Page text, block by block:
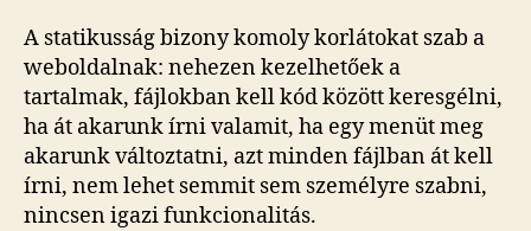
A statikusság bizony komoly korlátokat szab a
weboldalnak: nehezen kezelhetőek a
tartalmak, fájlokban kell kód között keresgélni,
ha át akarunk írni valamit, ha egy menüt meg
akarunk változtatni, azt minden fájlban át kell
írni, nem lehet semmit sem személyre szabni,
nincsen igazi funkcionalitás.